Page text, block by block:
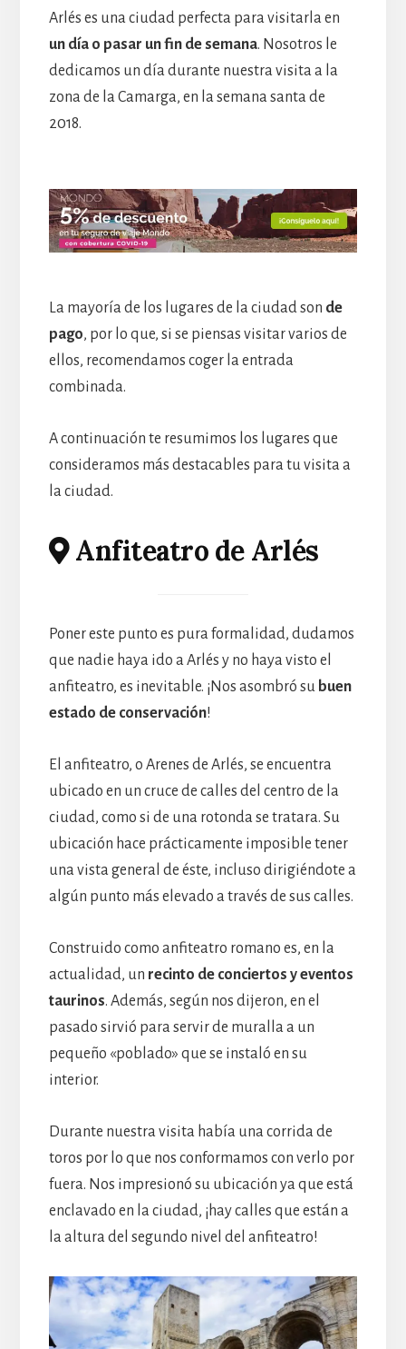
Arlés es una ciudad perfecta para visitarla en
un día o pasar un fin de semana. Nosotros le
dedicamos un día durante nuestra visita a la
zona de la Camarga, en la semana santa de
2018.
La mayoría de los lugares de la ciudad son de
pago, por lo que, si se piensas visitar varios de
ellos, recomendamos coger la entrada
combinada.
A continuación te resumimos los lugares que
consideramos más destacables para tu visita a
la ciudad.
Anfiteatro de Arlés
Poner este punto es pura formalidad, dudamos
que nadie haya ido a Arlés y no haya visto el
anfiteatro, es inevitable. ¡Nos asombró su buen
estado de conservación!
El anfiteatro, o Arenes de Arlés, se encuentra
ubicado en un cruce de calles del centro de la
ciudad, como si de una rotonda se tratara. Su
ubicación hace prácticamente imposible tener
una vista general de éste, incluso dirigiéndote a
algún punto más elevado a través de sus calles.
Construido como anfiteatro romano es, en la
actualidad, un recinto de conciertos y eventos
taurinos. Además, según nos dijeron, en el
pasado sirvió para servir de muralla a un
pequeño «poblado» que se instaló en su
interior.
Durante nuestra visita había una corrida de
toros por lo que nos conformamos con verlo por
fuera. Nos impresionó su ubicación ya que está
enclavado en la ciudad, ¡hay calles que están a
la altura del segundo nivel del anfiteatro!